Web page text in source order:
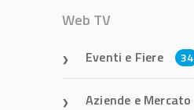
Web TV
Eventi e Fiere 34
Aziende e Mercato